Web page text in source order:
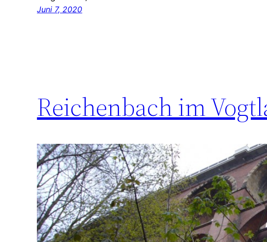
Juni 7, 2020
Reichenbach im